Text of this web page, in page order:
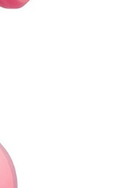
その他楽器